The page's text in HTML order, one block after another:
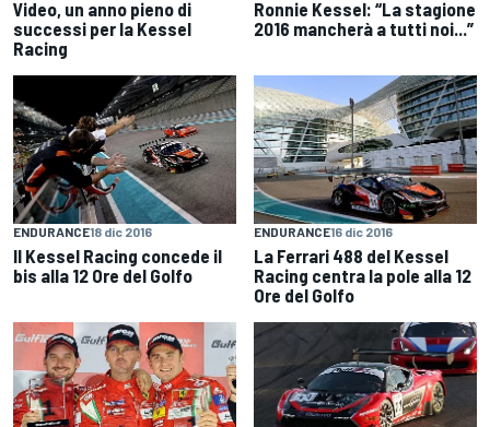
Video, un anno pieno di
successi per la Kessel
Racing
Ronnie Kessel: “La stagione
2016 mancherà a tutti noi...”
ENDURANCE18 dic 2016
Il Kessel Racing concede il
bis alla 12 Ore del Golfo
ENDURANCE16 dic 2016
La Ferrari 488 del Kessel
Racing centra la pole alla 12
Ore del Golfo